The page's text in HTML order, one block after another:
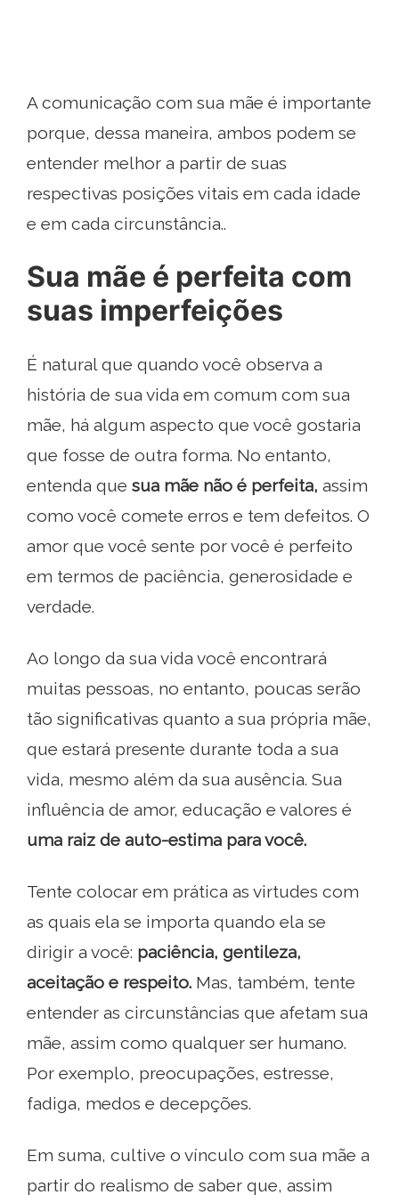
A comunicação com sua mãe é importante
porque, dessa maneira, ambos podem se
entender melhor a partir de suas
respectivas posições vitais em cada idade
e em cada circunstância..
Sua mãe é perfeita com
suas imperfeições
É natural que quando você observa a
história de sua vida em comum com sua
mãe, há algum aspecto que você gostaria
que fosse de outra forma. No entanto,
entenda que sua mãe não é perfeita, assim
como você comete erros e tem defeitos. O
amor que você sente por você é perfeito
em termos de paciência, generosidade e
verdade.
Ao longo da sua vida você encontrará
muitas pessoas, no entanto, poucas serão
tão significativas quanto a sua própria mãe,
que estará presente durante toda a sua
vida, mesmo além da sua ausência. Sua
influência de amor, educação e valores é
uma raiz de auto-estima para você.
Tente colocar em prática as virtudes com
as quais ela se importa quando ela se
dirigir a você: paciência, gentileza,
aceitação e respeito. Mas, também, tente
entender as circunstâncias que afetam sua
mãe, assim como qualquer ser humano.
Por exemplo, preocupações, estresse,
fadiga, medos e decepções.
Em suma, cultive o vínculo com sua mãe a
partir do realismo de saber que, assim